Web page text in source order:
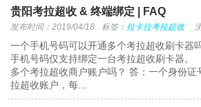
贵阳考拉超收 & 终端绑定 | FAQ
发布时间：2019/04/18 标签： 拉卡拉考拉超收
一个手机号码可以开通多个考拉超收刷卡器
手机号码仅支持绑定一台考拉超收刷卡器。
多个考拉超收商户账户吗？ 答：一个身份证
拉超收账户，每...